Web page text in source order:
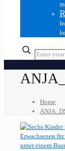
Home